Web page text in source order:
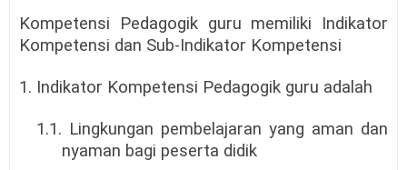
Kompetensi Pedagogik guru memiliki Indikator
Kompetensi dan Sub-Indikator Kompetensi
1. Indikator Kompetensi Pedagogik guru adalah
1.1. Lingkungan pembelajaran yang aman dan
nyaman bagi peserta didik